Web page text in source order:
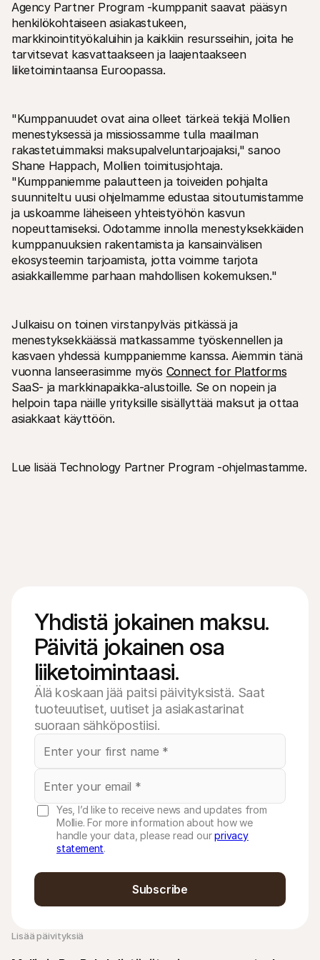
Agency Partner Program -kumppanit saavat pääsyn
henkilökohtaiseen asiakastukeen,
markkinointityökaluihin ja kaikkiin resursseihin, joita he
tarvitsevat kasvattaakseen ja laajentaakseen
liiketoimintaansa Euroopassa.
"Kumppanuudet ovat aina olleet tärkeä tekijä Mollien
menestyksessä ja missiossamme tulla maailman
rakastetuimmaksi maksupalveluntarjoajaksi," sanoo
Shane Happach, Mollien toimitusjohtaja.
"Kumppaniemme palautteen ja toiveiden pohjalta
suunniteltu uusi ohjelmamme edustaa sitoutumistamme
ja uskoamme läheiseen yhteistyöhön kasvun
nopeuttamiseksi. Odotamme innolla menestyksekkäiden
kumppanuuksien rakentamista ja kansainvälisen
ekosysteemin tarjoamista, jotta voimme tarjota
asiakkaillemme parhaan mahdollisen kokemuksen."
Julkaisu on toinen virstanpylväs pitkässä ja
menestyksekkäässä matkassamme työskennellen ja
kasvaen yhdessä kumppaniemme kanssa. Aiemmin tänä
vuonna lanseerasimme myös Connect for Platforms
SaaS- ja markkinapaikka-alustoille. Se on nopein ja
helpoin tapa näille yrityksille sisällyttää maksut ja ottaa
asiakkaat käyttöön.
Lue lisää Technology Partner Program -ohjelmastamme.
Yhdistä jokainen maksu.
Päivitä jokainen osa
liiketoimintaasi.
Älä koskaan jää paitsi päivityksistä. Saat
tuoteuutiset, uutiset ja asiakastarinat
suoraan sähköpostiisi.
Yes, I’d like to receive news and updates from
Mollie. For more information about how we
handle your data, please read ourprivacy
statement.
Subscribe
Lisää päivityksiä